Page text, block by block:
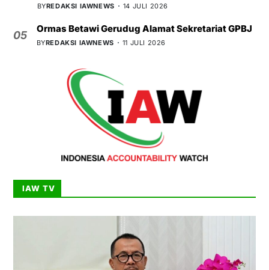
BYREDAKSI IAWNEWS 14 JULI 2026
05
Ormas Betawi Gerudug Alamat Sekretariat GPBJ
BYREDAKSI IAWNEWS 11 JULI 2026
IAW TV